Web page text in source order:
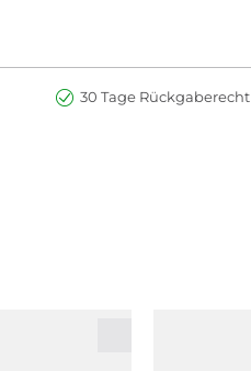
30 Tage Rückgaberecht